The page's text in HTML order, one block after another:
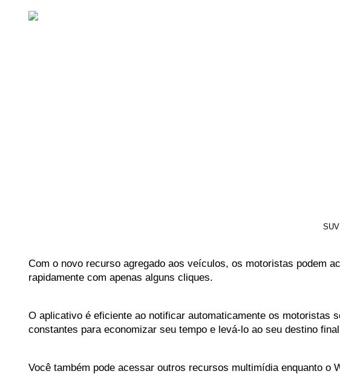
Com o novo recurso agregado aos veículos, os motoristas podem
rapidamente com apenas alguns cliques.
O aplicativo é eficiente ao notificar automaticamente os motoristas
constantes para economizar seu tempo e levá-lo ao seu destino
Você também pode acessar outros recursos multimídia enquanto